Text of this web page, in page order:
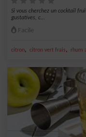
Si vous cherchez un cocktail
gustatives, c...
Facile
citron, citron vert frais, rhum